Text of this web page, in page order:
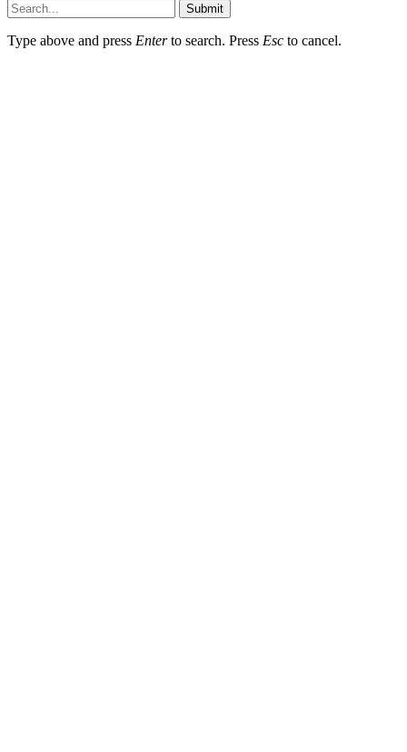
Submit
Type above and press Enterto search. Press Esc to cancel.